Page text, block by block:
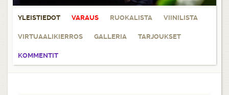
YLEISTIEDOT VARAUS RUOKALISTA VIINILISTA
VIRTUAALIKIERROS GALLERIA TARJOUKSET
KOMMENTIT